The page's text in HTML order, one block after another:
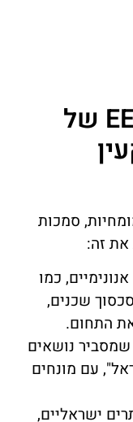
איך לחזק את ה-EEAT של
סמכות
כמו
שכנים,
התחום.
נושאים
עם מונחים
ישראליים,